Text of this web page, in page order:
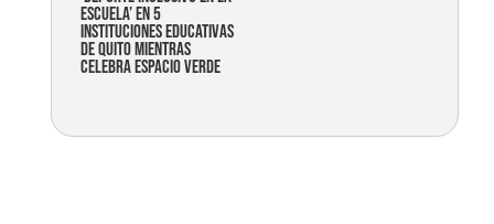
Escuela’ en 5
instituciones educativas
de Quito mientras
celebra espacio verde